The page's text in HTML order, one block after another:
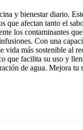
y bienestar diario.
que afectan tanto el
los contaminantes que
Con una
vida más sostenible al
que facilita su uso y
de agua. Mejora tu